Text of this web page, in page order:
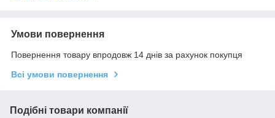
Умови повернення
Повернення товару впродовж 14 днів за рахунок покупця
Всі умови повернення
Подібні товари компанії